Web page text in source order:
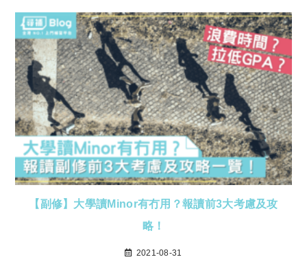
【副修】大學讀Minor有冇用？報讀前3大考慮及攻
略！
2021-08-31